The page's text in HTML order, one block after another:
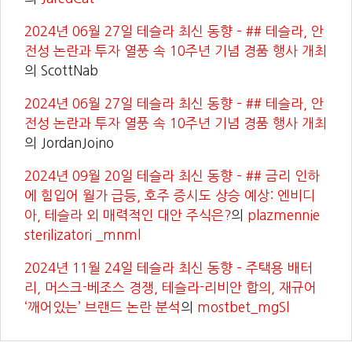
2024년 06월 27일 테슬라 최신 동향 – ## 테슬라, 안
전성 논란과 투자 열풍 속 10주년 기념 경품 행사 개최
의 ScottNab
2024년 06월 27일 테슬라 최신 동향 – ## 테슬라, 안
전성 논란과 투자 열풍 속 10주년 기념 경품 행사 개최
의
JordanJoino
2024년 09월 20일 테슬라 최신 동향 – ## 금리 인하
에 힘입어 월가 급등, 호주 증시도 상승 예상: 엔비디
아, 테슬라 외 매력적인 대안 주식은?의 plazmennie
sterilizatori _mnml
2024년 11월 24일 테슬라 최신 동향 – 주택용 배터
리, 머스크-베조스 경쟁, 테슬라-리비안 합의, 재규어
‘깨어있는’ 브랜드 논란 분석의 mostbet_mgSl